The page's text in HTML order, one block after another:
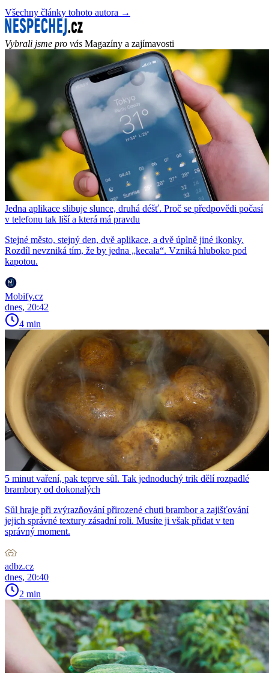
Všechny články tohoto autora →
Vybrali jsme pro vás Magazíny a zajímavosti
Jedna aplikace slibuje slunce, druhá déšť. Proč se předpovědi počasí
v telefonu tak liší a která má pravdu
Stejné město, stejný den, dvě aplikace, a dvě úplně jiné ikonky.
Rozdíl nevzniká tím, že by jedna „kecala“. Vzniká hluboko pod
kapotou.
Mobify.cz
dnes, 20:42
4 min
5 minut vaření, pak teprve sůl. Tak jednoduchý trik dělí rozpadlé
brambory od dokonalých
Sůl hraje při zvýrazňování přirozené chuti brambor a zajišťování
jejich správné textury zásadní roli. Musíte ji však přidat v ten
správný moment.
adbz.cz
dnes, 20:40
2 min